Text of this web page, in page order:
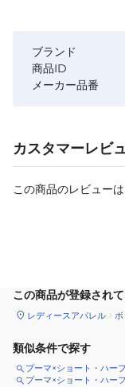
ブランド
商品ID
メーカー品番
カスタマーレビ
この商品のレビューは
この商品が登録され
レディースアパレル
類似条件で探す
プーマ×ショート・ハー
プーマ×ショート・ハー